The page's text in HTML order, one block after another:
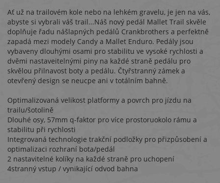
Ať už na trailovém kole nebo na lehkém gravelu, je jen na vás,
abyste si vybrali váš trail...Náš nový pedál Mallet Trail skvěle
doplňuje řadu nášlapných pedálů Crankbrothers a perfektně
zapadá mezi modely Candy a Mallet Enduro. Pedály jsou
vybaveny dlouhými osami pro stabilitu ve vysoké rychlosti a
dvěmi nastaveitelnými piny na každé straně pedálu pro
skvělou přilnavost boty a pedálu. Čtyřstranný zámek a
otevřený design se neucpe ani v totálním bahně.
Optimalizovaná velikost platformy a povrch pro jízdu na
trailu/šotolině
Dlouhé osy, 57mm q-faktor pro více prostoruokolo rámu a
stabilitu při rychlosti
Integrovaná technologie trakční podložky pro přizpůsobení a
optimalizaci rozhraní bota/pedál
2 nastavitelné kolíky na každé straně pro uchopení
4stranný vstup / vynikající odvod bahna